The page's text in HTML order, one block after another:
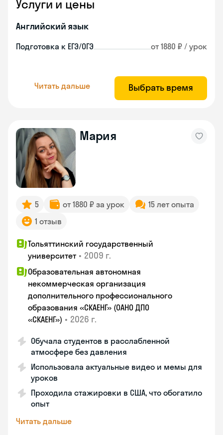
Услуги и цены
Английский язык
Подготовка к ЕГЭ/ОГЭ от 1880 ₽ / урок
Читать дальше Выбрать время
Мария
5 от 1880 ₽ за урок
15 лет опыта
1 отзыв
Тольяттинский государственный
университет • 2009 г.
Образовательная автономная
некоммерческая организация
дополнительного профессионального
образования «СКАЕНГ» (ОАНО ДПО
«СКАЕНГ») • 2026 г.
Обучала студентов в расслабленной
атмосфере без давления
Использовала актуальные видео и мемы для
уроков
Проходила стажировки в США, что обогатило
опыт
Читать дальше